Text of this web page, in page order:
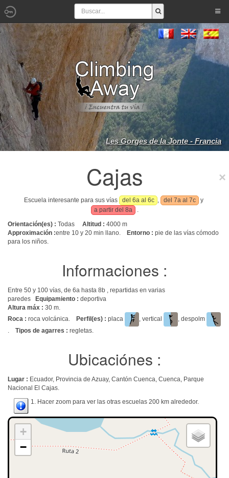
Les Gorges de la Jonte - Francia
Cajas
Escuela interesante para sus vías del 6a al 6c , del 7a al 7c
y
a partir del 8a
.
Orientación(es) : Todas Altitud : 4000 m
Approximación :entre 10 y 20 min llano. Entorno : pie de las vías cómodo
para los niños.
Informaciones :
Entre 50 y 100 vías, de 6a hasta 8b , repartidas en varias
paredes
Equipamiento : deportiva
Altura máx : 30 m.
Roca : roca volcánica. Perfil(es) : placa , vertical
, despolm
. Tipos de agarres : regletas.
Ubicaciónes :
Lugar : Ecuador, Provincia de Azuay, Cantón Cuenca, Cuenca, Parque
Nacional El Cajas.
1. Hacer zoom para ver las otras escuelas 200 km alrededor.
+
−